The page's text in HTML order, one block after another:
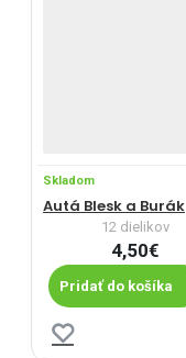
Skladom
Autá Blesk a Burák
12 dielikov
4,50€
Pridať do košíka